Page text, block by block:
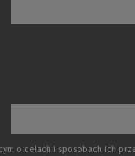
o celach i sposobach ich